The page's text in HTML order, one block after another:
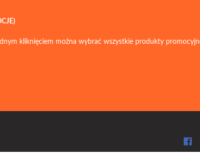
kliknięciem można wybrać wszystkie produkty